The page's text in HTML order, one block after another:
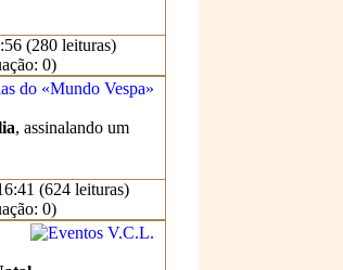
(280 leituras)
0)
, assinalando um
(624 leituras)
0)